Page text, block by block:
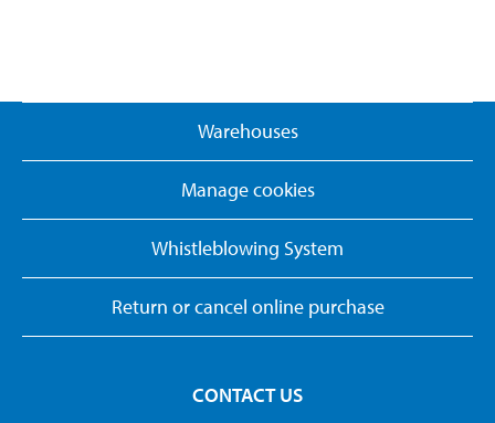
Warehouses
Manage cookies
Whistleblowing System
Return or cancel online purchase
CONTACT US